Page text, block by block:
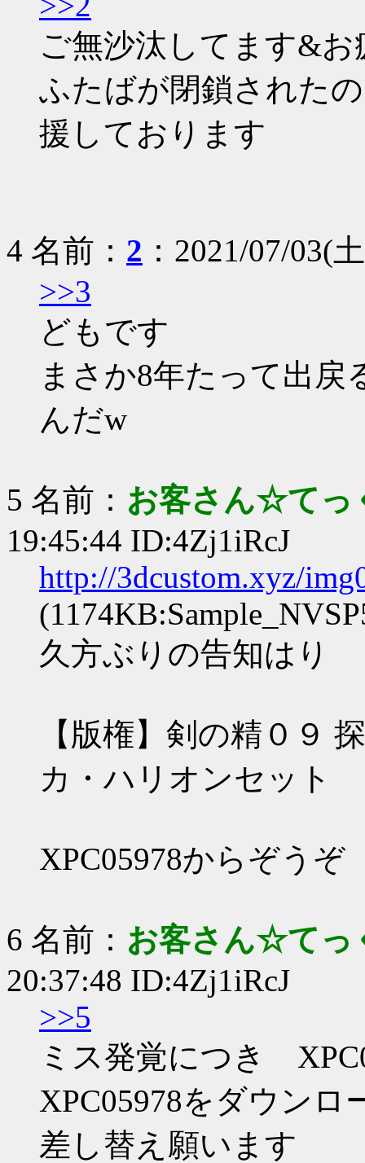
ご無沙汰してます&お
ふたばが閉鎖された
援しております
4 名前： 2 ：2021/07/03(
>>3
どもです
まさか8年たって出
んだw
5 名前： お客さん☆てっ
19:45:44 ID:4Zj1iRcJ
http://3dcustom.xyz/
久方ぶりの告知はり
【版権】剣の精０９
カ・ハリオンセット
XPC05978からぞうぞ
6 名前： お客さん☆てっ
20:37:48 ID:4Zj1iRcJ
>>5
ミス発覚につき
XPC05978をダウン
差し替え願います